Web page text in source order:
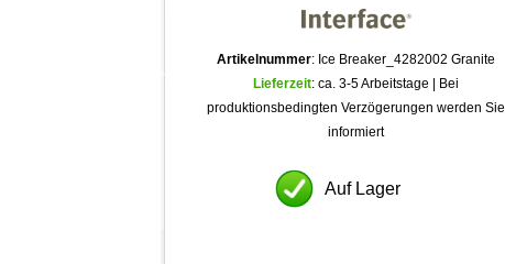
Artikelnummer: Ice Breaker_4282002 Granite
Lieferzeit: ca. 3-5 Arbeitstage | Bei
produktionsbedingten Verzögerungen werden Sie
informiert
Auf Lager